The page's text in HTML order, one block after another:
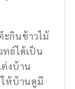
ะกินข้าวไม้
ทย์ได้เป็น
ต่งบ้าน
ให้บ้านดูมี